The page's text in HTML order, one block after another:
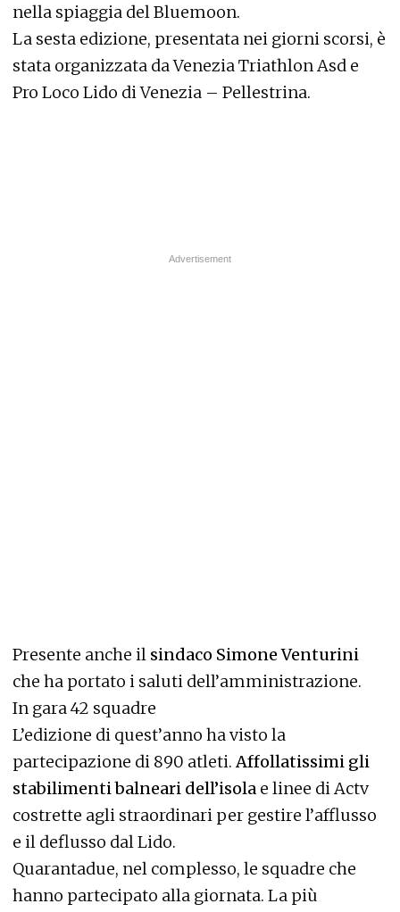
nella spiaggia del Bluemoon.
La sesta edizione, presentata nei giorni scorsi, è
stata organizzata da Venezia Triathlon Asd e
Pro Loco Lido di Venezia – Pellestrina.
Presente anche il sindaco Simone Venturini
che ha portato i saluti dell’amministrazione.
In gara 42 squadre
L’edizione di quest’anno ha visto la
partecipazione di 890 atleti. Affollatissimi gli
stabilimenti balneari dell’isola e linee di Actv
costrette agli straordinari per gestire l’afflusso
e il deflusso dal Lido.
Quarantadue, nel complesso, le squadre che
hanno partecipato alla giornata. La più